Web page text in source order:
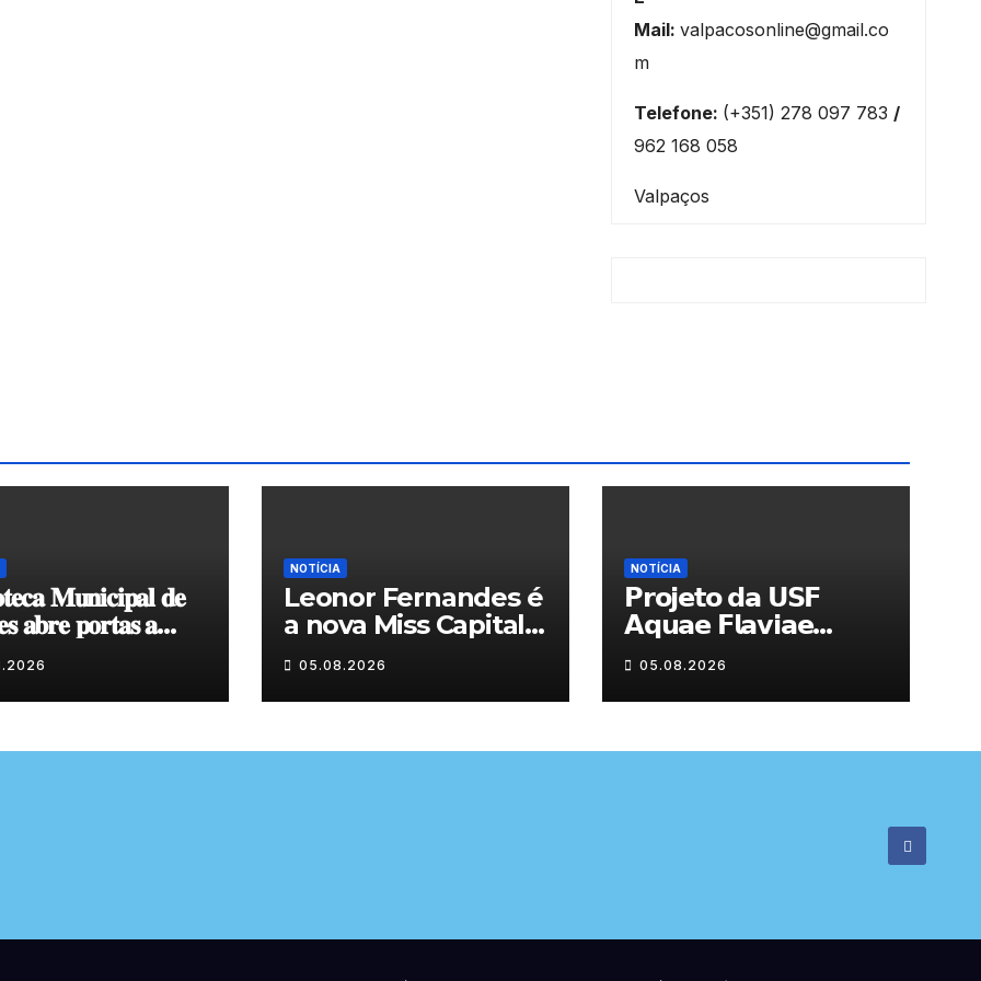
Mail: valpacosonline@gmail.co
m
Telefone: (+351) 278 097 783 /
962 168 058
Valpaços
𝐌𝐮𝐧𝐢𝐜𝐢𝐩𝐚𝐥 𝐝𝐞
𝐚𝐛𝐫𝐞 𝐩𝐨𝐫𝐭𝐚𝐬 𝐚
𝐝𝐞 𝐩𝐢𝐧𝐭𝐮𝐫𝐚
𝐨 𝐦𝐞̂𝐬 𝐝𝐞 𝐚𝐠𝐨𝐬𝐭𝐨
NOTÍCIA
Leonor Fernandes é
a nova Miss Capital
do Granito
05.08.2026
NOTÍCIA
𝗣𝗿𝗼𝗷𝗲𝘁𝗼 𝗱𝗮 𝗨𝗦𝗙
𝗔𝗾𝘂𝗮𝗲 𝗙𝗹𝗮𝘃𝗶𝗮𝗲
𝗮𝗷𝘂𝗱𝗮 𝗮 𝗰𝗼𝗻𝘁𝗿𝗼𝗹𝗮𝗿 𝗮
𝗮𝗻𝘀𝗶𝗲𝗱𝗮𝗱𝗲
05.08.2026